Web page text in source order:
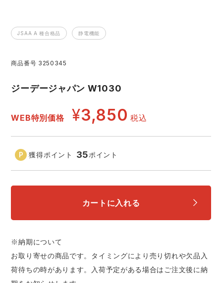
ヤッケ
作業用小物・アクセサリー
鞄・バッグ
つなぎ
ファン付き作業着・空調服
レインウェアランキング
TSDESIGN ランキング
コーコス ランキング
ニット
ファン付きウェア
シンメン
ムービンカット グラディエーター
ニオイクリア タカヤ商事
サンエス
スターライト工業 東洋物産工業
夜間・高視認性安全服
JSAA A 種合格品 静電機能
商品番号 3250345
ジーデージャパン W1030
WEB特別価格 ¥3,850 税込
獲得ポイント 35ポイント
カートに入れる
※納期について
お取り寄せの商品です。タイミングにより売り切れや欠品入
荷待ちの時があります。入荷予定がある場合はご注文後に納